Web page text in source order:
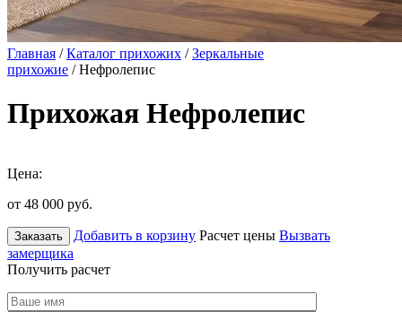
Главная /Каталог прихожих /Зеркальные
прихожие / Нефролепис
Прихожая Нефролепис
Цена:
от 48 000 руб.
Заказать Добавить в корзину Расчет цены Вызвать
замерщика
Получить расчет